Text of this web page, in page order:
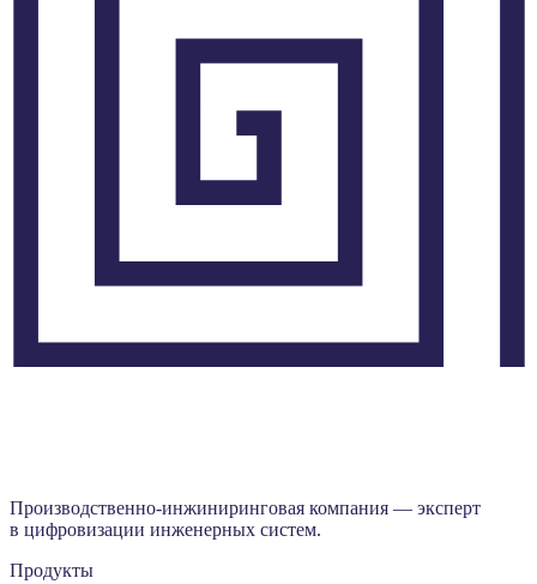
Производственно-инжиниринговая компания — эксперт
в цифровизации инженерных систем.
Продукты